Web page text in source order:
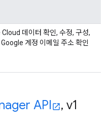
데이터 확인, 수정, 구성,
계정 이메일 주소 확인
API , v1